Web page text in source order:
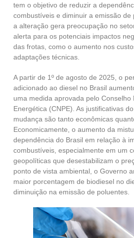
tem o objetivo de reduzir a
combustíveis e diminuir a emissão de
a alteração gera preocupação no
alerta para os potenciais impactos
das frotas, como o aumento nos
adaptações técnicas.
A partir de 1º de agosto de 2025, o
adicionado ao diesel no Brasil
uma medida aprovada pelo Conselho
Energética (CNPE). As justificativas
mudança são tanto econômicas
Economicamente, o aumento da
dependência do Brasil em relação à
combustíveis, especialmente em um
geopolíticas que desestabilizam o
ponto de vista ambiental, o Governo
maior porcentagem de biodiesel no
diminuição na emissão de poluentes.